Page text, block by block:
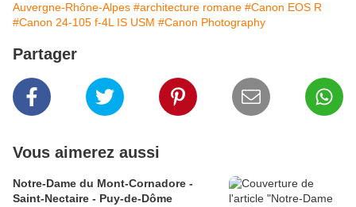
Auvergne-Rhône-Alpes #architecture romane #Canon EOS R
#Canon 24-105 f-4L IS USM #Canon Photography
Partager
Vous aimerez aussi
Notre-Dame du Mont-Cornadore -
Saint-Nectaire - Puy-de-Dôme